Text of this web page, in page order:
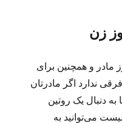
زن
مادر و همچنین برای
ندارد اگر مادرتان
به دنبال یک روتین
می‌توانید به